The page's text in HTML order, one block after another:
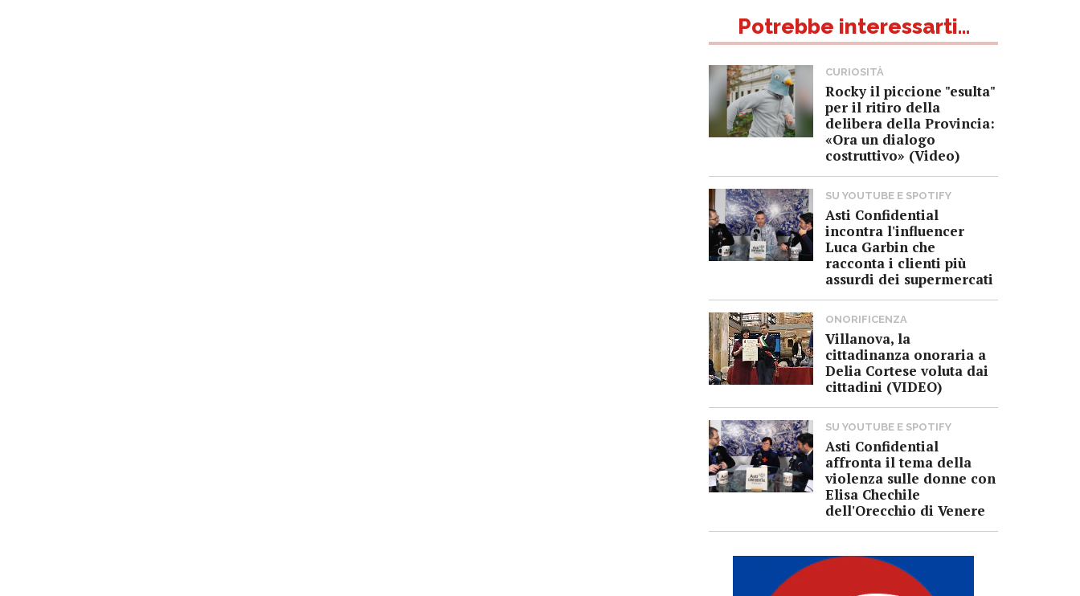
Potrebbe interessarti...
CURIOSITÀ
Rocky il piccione "esulta"
per il ritiro della
delibera della Provincia:
«Ora un dialogo
costruttivo» (Video)
SU YOUTUBE E SPOTIFY
Asti Confidential
incontra l'influencer
Luca Garbin che
racconta i clienti più
assurdi dei supermercati
ONORIFICENZA
Villanova, la
cittadinanza onoraria a
Delia Cortese voluta dai
cittadini (VIDEO)
SU YOUTUBE E SPOTIFY
Asti Confidential
affronta il tema della
violenza sulle donne con
Elisa Chechile
dell'Orecchio di Venere